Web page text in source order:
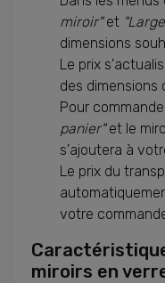
miroir"et
dimensions
Le prix
des dimensions
Pour
panier"et le
s'ajoutera à
Le prix du
votre
miroirs en